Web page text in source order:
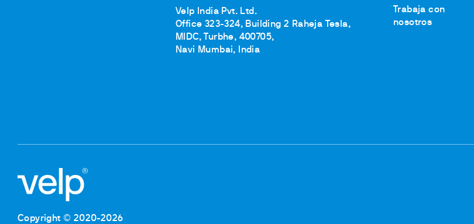
Velp India Pvt. Ltd.
Office 323-324, Building 2 Raheja Tesla,
MIDC, Turbhe, 400705,
Navi Mumbai, India
Trabaja con
nosotros
Copyright © 2020-2026